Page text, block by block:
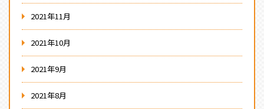
2021年11月
2021年10月
2021年9月
2021年8月